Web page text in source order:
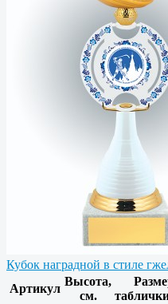
Кубок наградной в стиле
Артикул
Высота,
см.